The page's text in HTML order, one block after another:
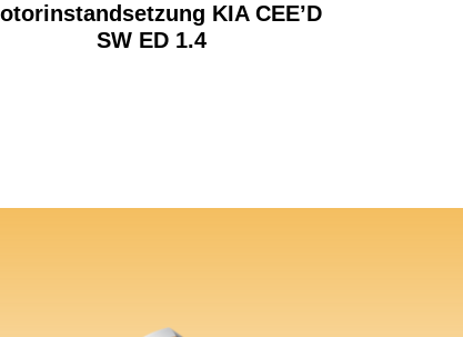
KIA CEE’D
SW ED 1.4